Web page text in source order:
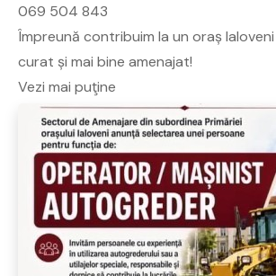
069 504 843
Împreună contribuim la un oraș
curat și mai bine amenajat!
Vezi mai puţine